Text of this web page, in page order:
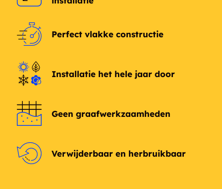
Perfect vlakke constructie
Installatie het hele jaar door
Geen graafwerkzaamheden
Verwijderbaar en herbruikbaar